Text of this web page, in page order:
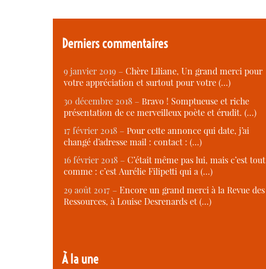
Derniers commentaires
9 janvier 2019 – Chère Liliane, Un grand merci pour
votre appréciation et surtout pour votre (…)
30 décembre 2018 – Bravo ! Somptueuse et riche
présentation de ce merveilleux poète et érudit. (…)
17 février 2018 – Pour cette annonce qui date, j’ai
changé d’adresse mail : contact : (…)
16 février 2018 – C’était même pas lui, mais c’est tout
comme : c’est Aurélie Filipetti qui a (…)
29 août 2017 – Encore un grand merci à la Revue des
Ressources, à Louise Desrenards et (…)
À la une